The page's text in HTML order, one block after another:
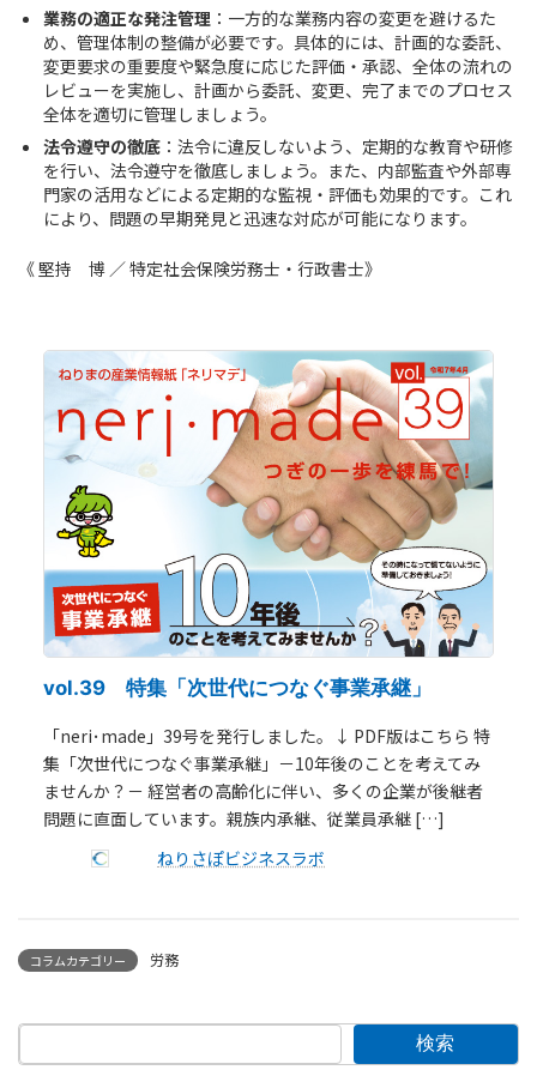
業務の適正な発注管理 ：一方的な業務内容の変更を避けるた
め、管理体制の整備が必要です。具体的には、計画的な委託、
変更要求の重要度や緊急度に応じた評価・承認、全体の流れの
レビューを実施し、計画から委託、変更、完了までのプロセス
全体を適切に管理しましょう。
法令遵守の徹底 ：法令に違反しないよう、定期的な教育や研修
を行い、法令遵守を徹底しましょう。また、内部監査や外部専
門家の活用などによる定期的な監視・評価も効果的です。これ
により、問題の早期発見と迅速な対応が可能になります。
《 堅持 博 ／ 特定社会保険労務士・行政書士》
vol.39 特集「次世代につなぐ事業承継」
「neri･made」39号を発行しました。↓ PDF版はこちら 特
集「次世代につなぐ事業承継」－10年後のことを考えてみ
ませんか？－ 経営者の高齢化に伴い、多くの企業が後継者
問題に直面しています。親族内承継、従業員承継 […]
ねりさぽビジネスラボ
コラムカテゴリー 労務
検索